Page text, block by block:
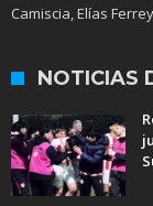
Camiscia, Elías
NOTICIAS